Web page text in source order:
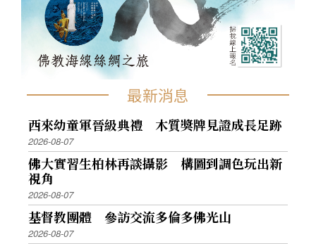
最新消息
西來幼童軍晉級典禮 木質獎牌見證成長足跡
2026-08-07
佛大實習生柏林再談攝影 構圖到調色玩出新
視角
2026-08-07
基督教團體 參訪交流多倫多佛光山
2026-08-07